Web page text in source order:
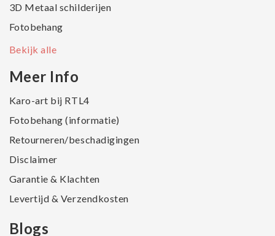
3D Metaal schilderijen
Fotobehang
Bekijk alle
Meer Info
Karo-art bij RTL4
Fotobehang (informatie)
Retourneren/beschadigingen
Disclaimer
Garantie & Klachten
Levertijd & Verzendkosten
Blogs